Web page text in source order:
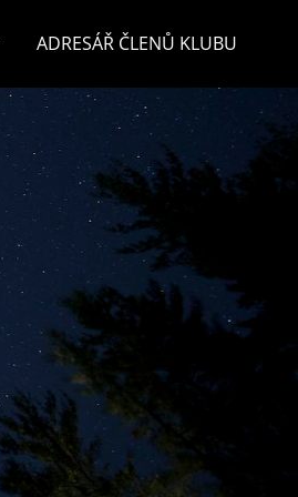
ADRESÁŘ ČLENŮ KLUBU